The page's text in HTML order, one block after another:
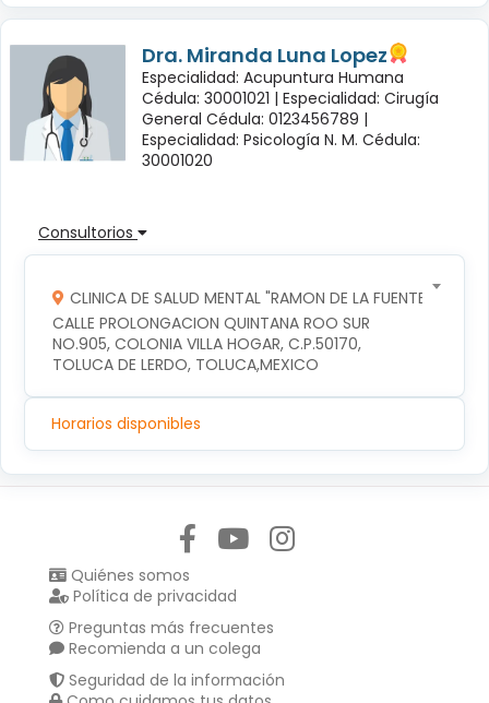
Dra. Miranda Luna Lopez
Especialidad: Acupuntura Humana
Cédula: 30001021 | Especialidad: Cirugía
General Cédula: 0123456789 |
Especialidad: Psicología N. M. Cédula:
30001020
Consultorios
CLINICA DE SALUD MENTAL "RAMON DE LA FUENTE"
CALLE PROLONGACION QUINTANA ROO SUR
NO.905, COLONIA VILLA HOGAR, C.P.50170,
TOLUCA DE LERDO, TOLUCA,MEXICO
Horarios disponibles
Quiénes somos
Política de privacidad
Preguntas más frecuentes
Recomienda a un colega
Seguridad de la información